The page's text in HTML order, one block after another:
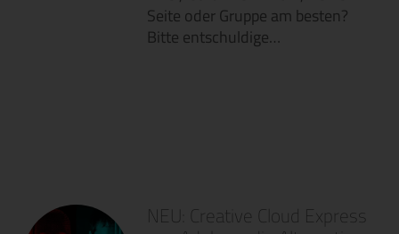
Seite oder Gruppe am besten?
Bitte entschuldige…
NEU: Creative Cloud Express